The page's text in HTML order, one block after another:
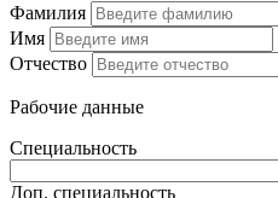
Фамилия
Имя
Отчество
Рабочие данные
Специальность
Доп. специальность